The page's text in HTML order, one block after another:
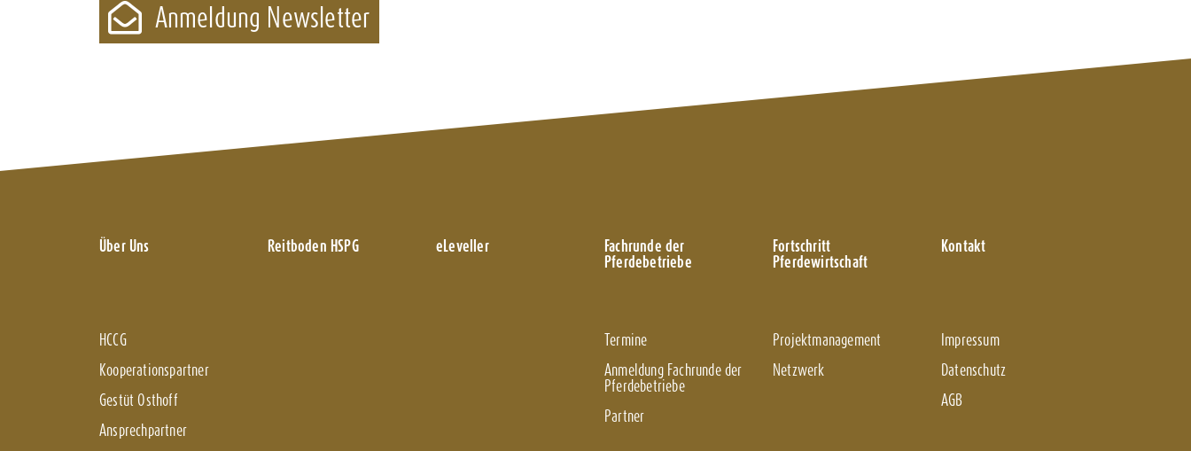
Anmeldung Newsletter
Über Uns Reitboden HSPG eLeveller
Fachrunde der
Pferdebetriebe
Fortschritt
Pferdewirtschaft
Kontakt
HCCG
Kooperationspartner
Gestüt Osthoff
Ansprechpartner
Termine
Anmeldung Fachrunde der
Pferdebetriebe
Partner
Projektmanagement
Netzwerk
Impressum
Datenschutz
AGB